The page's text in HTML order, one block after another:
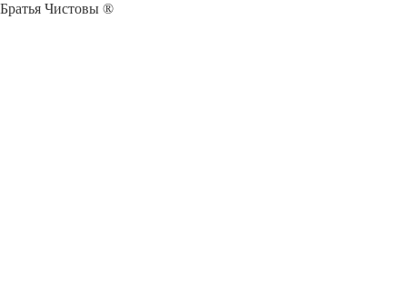
Братья Чистовы ®